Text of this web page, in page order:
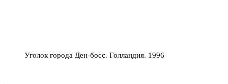
Уголок города Ден-босс. Голландия. 1996